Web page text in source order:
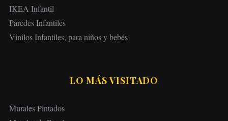
IKEA Infantil
Paredes Infantiles
Vinilos Infantiles, para niños y bebés
LO MÁS VISITADO
Murales Pintados